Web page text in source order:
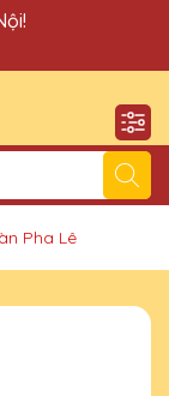
xin chào Quý
Pha Lê